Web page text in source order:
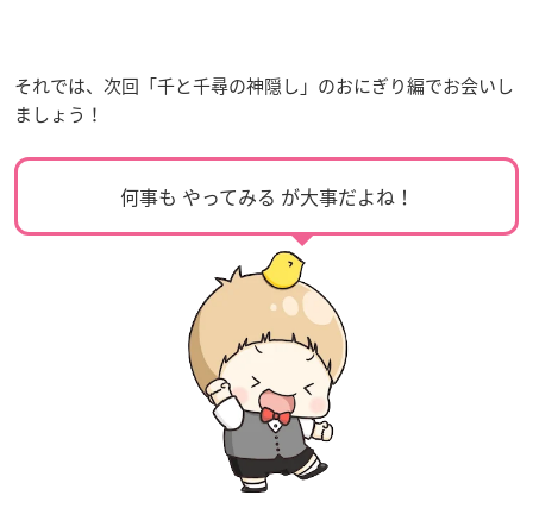
それでは、次回「千と千尋の神隠し」のおにぎり編でお会いし
ましょう！
何事も やってみる が大事だよね！